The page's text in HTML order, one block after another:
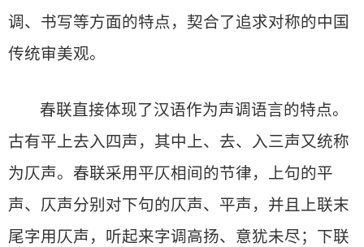
调、书写等方面的特点，契合了追求对称的中国
传统审美观。
春联直接体现了汉语作为声调语言的特点。
古有平上去入四声，其中上、去、入三声又统称
为仄声。春联采用平仄相间的节律，上句的平
声、仄声分别对下句的仄声、平声，并且上联末
尾字用仄声，听起来字调高扬、意犹未尽；下联